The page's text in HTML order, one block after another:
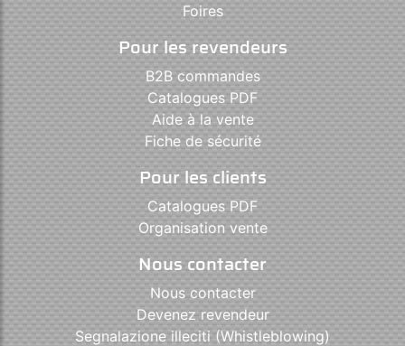
Foires
Pour les revendeurs
B2B commandes
Catalogues PDF
Aide à la vente
Fiche de sécurité
Pour les clients
Catalogues PDF
Organisation vente
Nous contacter
Nous contacter
Devenez revendeur
Segnalazione illeciti (Whistleblowing)